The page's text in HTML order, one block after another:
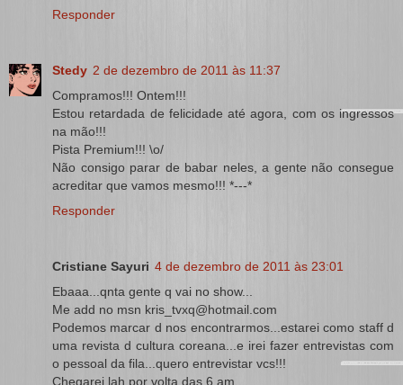
Responder
Stedy 2 de dezembro de 2011 às 11:37
Compramos!!! Ontem!!!
Estou retardada de felicidade até agora, com os ingressos
na mão!!!
Pista Premium!!! \o/
Não consigo parar de babar neles, a gente não consegue
acreditar que vamos mesmo!!! *---*
Responder
Cristiane Sayuri 4 de dezembro de 2011 às 23:01
Ebaaa...qnta gente q vai no show...
Me add no msn kris_tvxq@hotmail.com
Podemos marcar d nos encontrarmos...estarei como staff d
uma revista d cultura coreana...e irei fazer entrevistas com
o pessoal da fila...quero entrevistar vcs!!!
Chegarei lah por volta das 6 am...